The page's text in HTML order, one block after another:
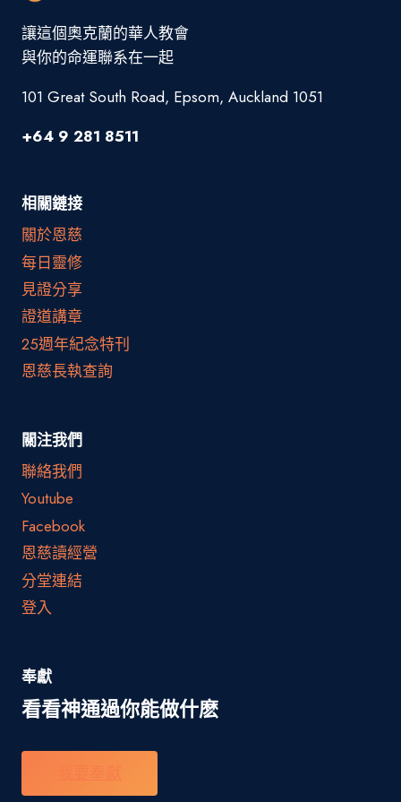
讓這個奧克蘭的華人教會
與你的命運聯系在一起
101 Great South Road, Epsom, Auckland 1051
+64 9 281 8511
相關鏈接
關於恩慈
每日靈修
見證分享
證道講章
25週年紀念特刊
恩慈長執查詢
關注我們
聯絡我們
Youtube
Facebook
恩慈讀經營
分堂連結
登入
奉獻
看看神通過你能做什麽